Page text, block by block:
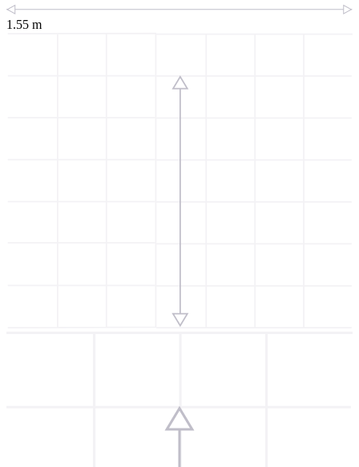
1.55 m